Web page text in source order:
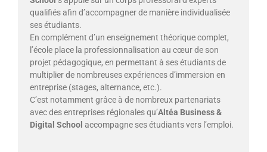
qualifiés afin d’accompagner de manière individualisée
ses étudiants.
En complément d’un enseignement théorique complet,
l’école place la professionnalisation au cœur de son
projet pédagogique, en permettant à ses étudiants de
multiplier de nombreuses expériences d’immersion en
entreprise (stages, alternance, etc.).
C’est notamment grâce à de nombreux partenariats
avec des entreprises régionales qu’Altéa Business &
Digital School accompagne ses étudiants vers l’emploi.